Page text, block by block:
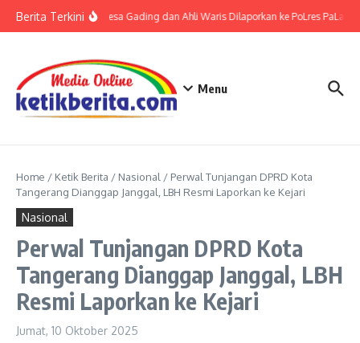
Berita TerkiniKades Desa Gading dan Ahli Waris Dilaporkan ke PoLres PaLas
Menu
Home / Ketik Berita / Nasional / Perwal Tunjangan DPRD Kota
Tangerang Dianggap Janggal, LBH Resmi Laporkan ke Kejari
Nasional
Perwal Tunjangan DPRD Kota
Tangerang Dianggap Janggal, LBH
Resmi Laporkan ke Kejari
Jumat, 10 Oktober 2025